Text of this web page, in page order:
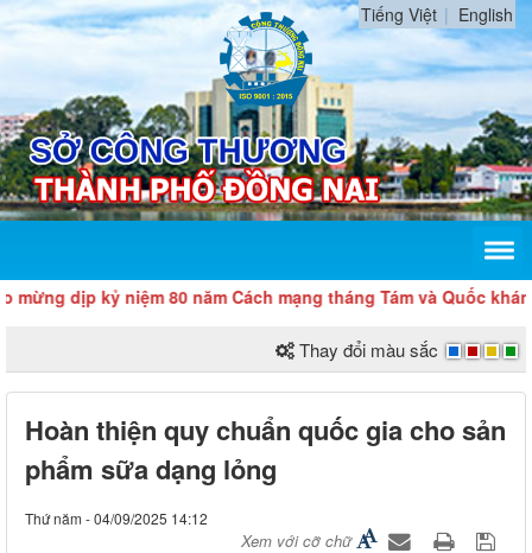
Tiếng Việt English
kỷ niệm 80 năm Cách mạng tháng Tám và Quốc khánh 2/9
Thay đổi màu sắc
Hoàn thiện quy chuẩn quốc gia cho sản
phẩm sữa dạng lỏng
Thứ năm - 04/09/2025 14:12
Xem với cỡ chữ